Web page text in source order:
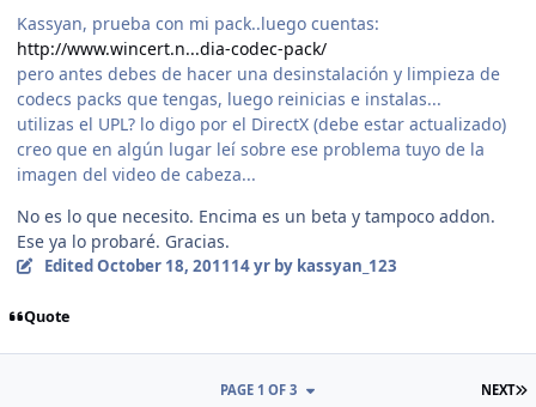
Kassyan, prueba con mi pack..luego cuentas:
http://www.wincert.n...dia-codec-pack/
pero antes debes de hacer una desinstalación y limpieza de
codecs packs que tengas, luego reinicias e instalas...
utilizas el UPL? lo digo por el DirectX (debe estar actualizado)
creo que en algún lugar leí sobre ese problema tuyo de la
imagen del video de cabeza...
No es lo que necesito. Encima es un beta y tampoco addon.
Ese ya lo probaré. Gracias.
EditedOctober 18, 201114 yrby kassyan_123
Quote
NEXT
PAGE 1 OF 3